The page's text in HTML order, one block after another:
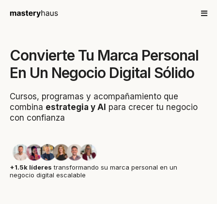
Convierte Tu Marca Personal
En Un Negocio Digital Sólido
Cursos, programas y acompañamiento que
combina estrategia y AI para crecer tu negocio
con confianza
+1.5k líderes transformando su marca personal en un
negocio digital escalable